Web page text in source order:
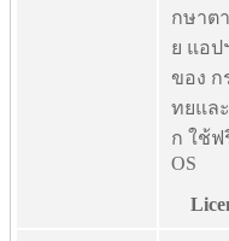
กษาต
ย แอป
ของ ก
ทยแล
ก ใช้ฟ
OS